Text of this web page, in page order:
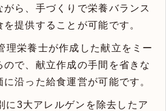
ら、手づくりで栄養バランス
提供することが可能です。
理栄養士が作成した献立をミー
で、献立作成の手間を省きな
沿った給食運営が可能です。
に3大アレルゲンを除去したア